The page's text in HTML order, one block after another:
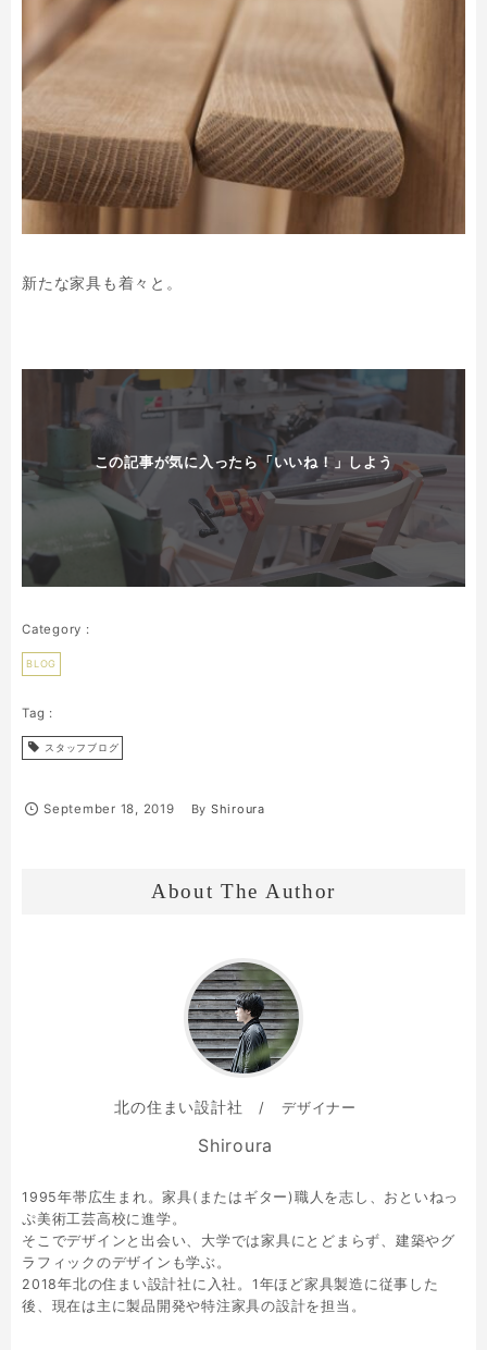
新たな家具も着々と。
この記事が気に入ったら「いいね！」しよう
BLOG
スタッフブログ
September 18, 2019 By Shiroura
About The Author
北の住まい設計社 デザイナー
Shiroura
1995年帯広生まれ。家具(またはギター)職人を志し、おといねっ
ぷ美術工芸高校に進学。
そこでデザインと出会い、大学では家具にとどまらず、建築やグ
ラフィックのデザインも学ぶ。
2018年北の住まい設計社に入社。1年ほど家具製造に従事した
後、現在は主に製品開発や特注家具の設計を担当。